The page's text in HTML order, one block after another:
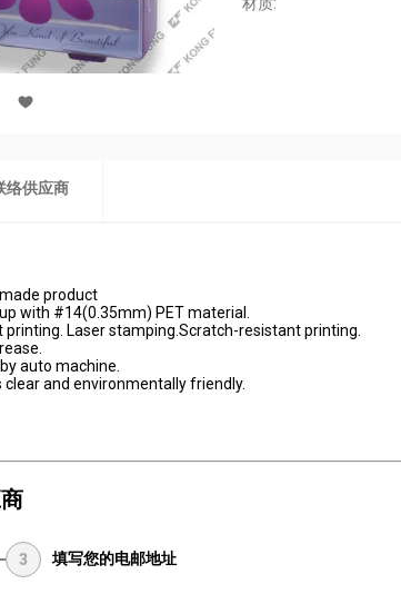
络供应商
product
with #14(0.35mm) PET material.
Laser stamping.Scratch-resistant printing.
auto machine.
clear and environmentally friendly.
3 填写您的电邮地址